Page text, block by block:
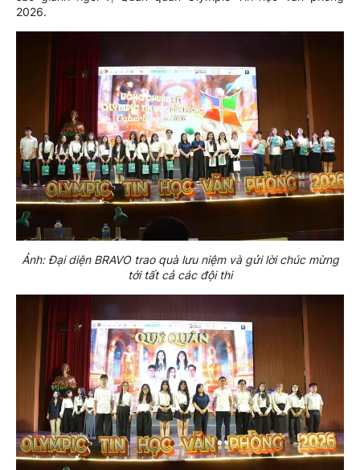
2026.
Ảnh: Đại diện BRAVO trao quà lưu niệm và gửi lời chúc mừng
tới tất cả các đội thi